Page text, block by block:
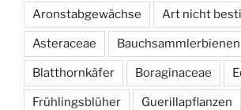
Aronstabgewächse Art nicht
Asteraceae Bauchsammlerbienen
Blatthornkäfer Boraginaceae
Frühlingsblüher Guerillapflanzen